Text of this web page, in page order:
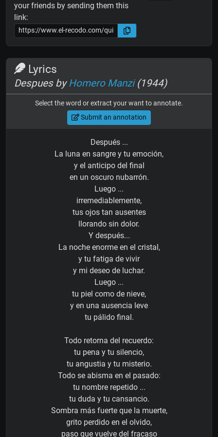
your friends by sending them this
link:
Lyrics
Despues by Homero Manzi(1944)
Select the word or extract your want to annotate.
Submit an annotation
Después ...
La luna en sangre y tu emoción,
y el anticipo del final
en un oscuro nubarrón.
Luego ...
irremediablemente,
tus ojos tan ausentes
llorando sin dolor.
Y después...
La noche enorme en el cristal,
y tu fatiga de vivir
y mi deseo de luchar.
Luego ...
tu piel como de nieve,
y en una ausencia leve
tu pálido final.
Todo retorna del recuerdo:
tu pena y tu silencio,
tu angustia y tu misterio.
Todo se abisma en el pasado:
tu nombre repetido ...
tu duda y tu cansancio.
Sombra más fuerte que la muerte,
grito perdido en el olvido,
paso que vuelve del fracaso